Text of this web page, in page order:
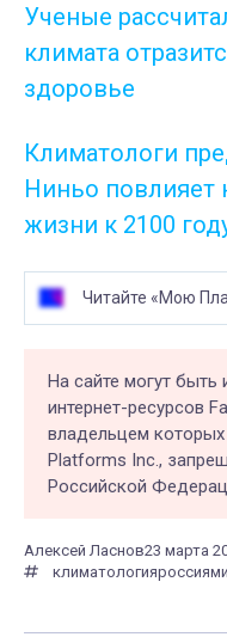
Ученые
климата
здоровье
Климатологи
Ниньо повлияет
жизни к 2100
Читайте «Мою
На сайте могут
интернет-ресурсов
владельцем
Platforms Inc.,
Российской
Алексей Ласнов23 марта
климатологияроссия